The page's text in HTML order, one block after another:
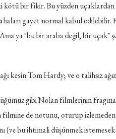
kötü bir fikir. Bu yüzden
gayet normal kabul edilebilir.
ya "bu bir araba değil, bir uçak"
kesin Tom Hardy; ve o talihsiz ağız
gibi Nolan filmlerinin
filmine de notunu, oturup
(ve bu ihtimali düşünmek